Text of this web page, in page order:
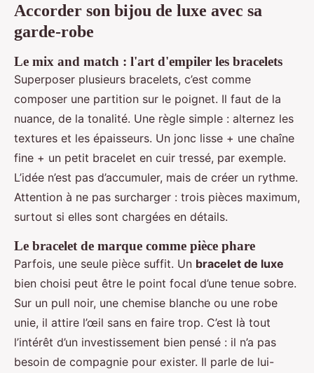
Accorder son bijou de luxe avec sa
garde-robe
Le mix and match : l'art d'empiler les bracelets
Superposer plusieurs bracelets, c’est comme
composer une partition sur le poignet. Il faut de la
nuance, de la tonalité. Une règle simple : alternez les
textures et les épaisseurs. Un jonc lisse + une chaîne
fine + un petit bracelet en cuir tressé, par exemple.
L’idée n’est pas d’accumuler, mais de créer un rythme.
Attention à ne pas surcharger : trois pièces maximum,
surtout si elles sont chargées en détails.
Le bracelet de marque comme pièce phare
Parfois, une seule pièce suffit. Un bracelet de luxe
bien choisi peut être le point focal d’une tenue sobre.
Sur un pull noir, une chemise blanche ou une robe
unie, il attire l’œil sans en faire trop. C’est là tout
l’intérêt d’un investissement bien pensé : il n’a pas
besoin de compagnie pour exister. Il parle de lui-